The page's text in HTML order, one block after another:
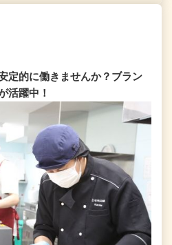
定的に働きませんか？ブラン
活躍中！